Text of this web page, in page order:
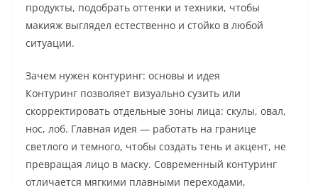
продукты, подобрать оттенки и техники, чтобы
макияж выглядел естественно и стойко в любой
ситуации.
Зачем нужен контуринг: основы и идея
Контуринг позволяет визуально сузить или
скорректировать отдельные зоны лица: скулы, овал,
нос, лоб. Главная идея — работать на границе
светлого и темного, чтобы создать тень и акцент, не
превращая лицо в маску. Современный контуринг
отличается мягкими плавными переходами,